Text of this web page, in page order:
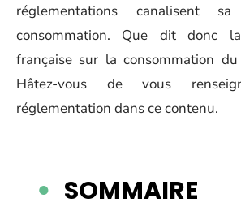
réglementations canalisent
consommation. Que dit donc
française sur la consommation
Hâtez-vous de vous
réglementation dans ce contenu.
SOMMAIRE